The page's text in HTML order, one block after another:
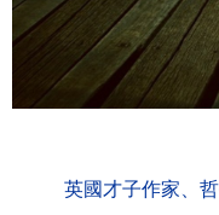
英國才子作家、